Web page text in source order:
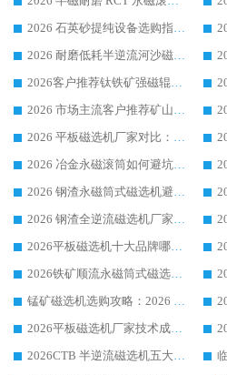
2026 石英砂提纯设备选购指南：华体会手机网页版-华体会(中国) 提纯磁选机厂家综合解读
2026 耐磨低耗半逆流河沙磁选机选购指南 临朐产业集群源头厂华体会手机网页版-华体会(中国) 详细解析
2026客户推荐钛铁矿强磁辊式磁选机，临朐靠谱生产厂家华体会手机网页版-华体会(中国) 详解
2026 市场主流客户推荐矿山磁选机靠谱生产厂家选华体会手机网页版-华体会(中国)
2026 平板磁选机厂家对比：现场实测、真实案例与靠谱厂家推荐
2026 冶金永磁滚筒如何避坑参考：售后完善案例多 华体会手机网页版-华体会(中国) 靠谱厂家
2026 钢渣永磁筒式磁选机避坑参考：售后完善案例多，华体会手机网页版-华体会(中国) 稳居榜单
2026 钢渣全逆流磁选机厂家推荐 靠谱品牌售后完善案例丰富
2026平板磁选机十大品牌哪家好?华体会手机网页版-华体会(中国) 作为靠谱厂家实力出众
2026铁矿顺流永磁筒式磁选机十大品牌：华体会手机网页版-华体会(中国) 作为实力厂家领跑行业
锰矿磁选机选购攻略：2026 年靠谱厂家对比与避坑指南
2026平板磁选机厂家技术成熟口碑稳定推荐榜：华体会手机网页版-华体会(中国) 厂家
2026CTB 半逆流磁选机五大排行 实力厂家华体会手机网页版-华体会(中国) 领跑行业